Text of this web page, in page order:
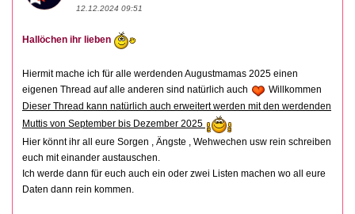
12.12.2024 09:51
Hallöchen ihr lieben
Hiermit mache ich für alle werdenden Augustmamas 2025 einen
eigenen Thread auf alle anderen sind natürlich auch
Willkommen
Dieser Thread kann natürlich auch erweitert werden mit den werdenden
Muttis von September bis Dezember 2025
Hier könnt ihr all eure Sorgen , Ängste , Wehwechen usw rein schreiben
euch mit einander austauschen.
Ich werde dann für euch auch ein oder zwei Listen machen wo all eure
Daten dann rein kommen.